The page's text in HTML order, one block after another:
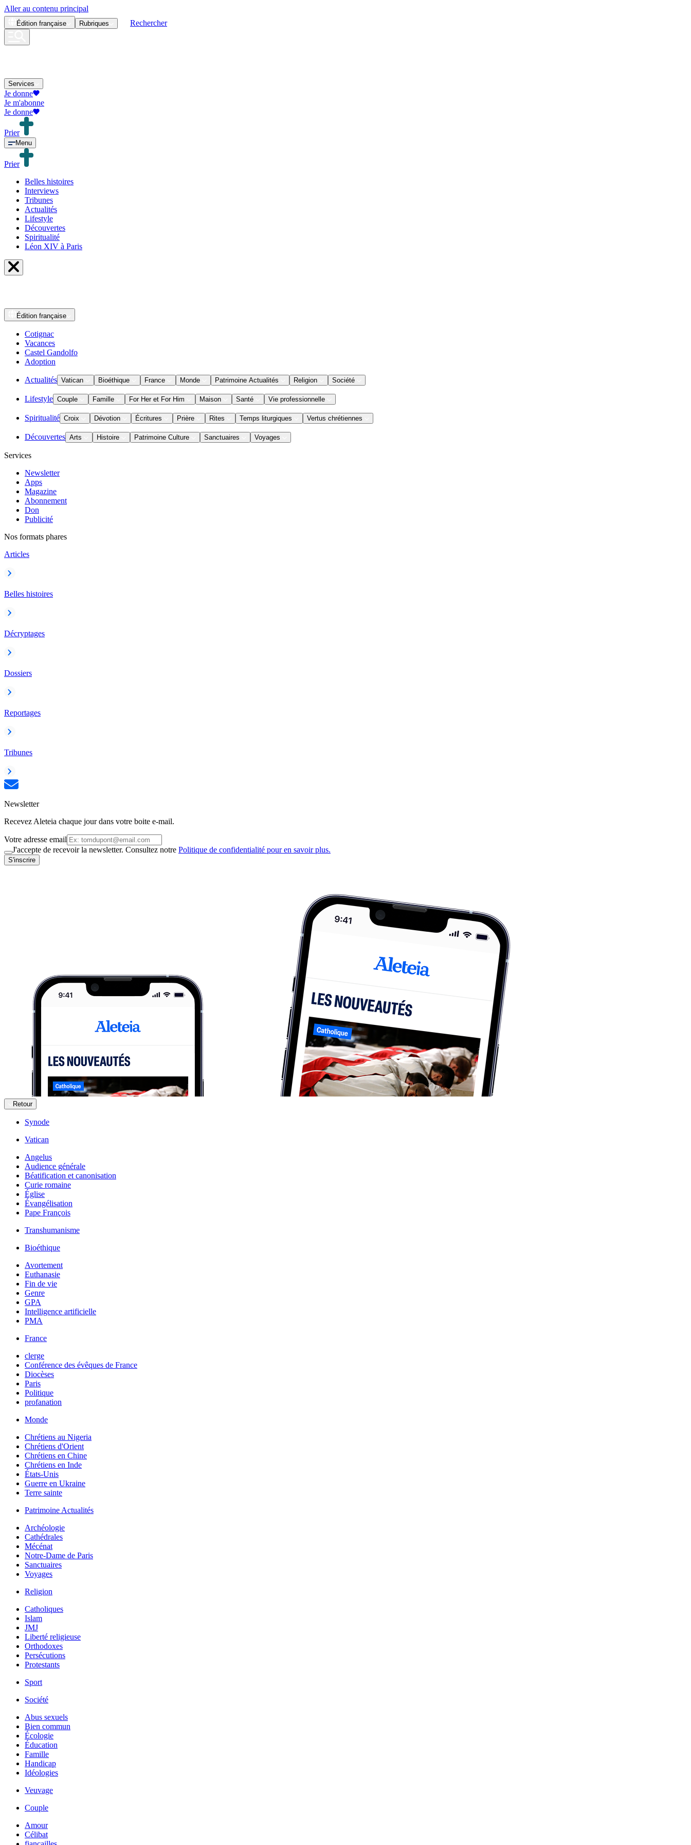
Aller au contenu principal
Édition française Rubriques Rechercher
Services
Je donne
Je m'abonne
Je donne
Prier
Menu
Prier
Belles histoires
Interviews
Tribunes
Actualités
Lifestyle
Découvertes
Spiritualité
Léon XIV à Paris
Édition française
Cotignac
Vacances
Castel Gandolfo
Adoption
Actualités Vatican Bioéthique France Monde Patrimoine Actualités Religion Société
Lifestyle Couple Famille For Her et For Him Maison Santé Vie professionnelle
Spiritualité Croix Dévotion Écritures Prière Rites Temps liturgiques Vertus chrétiennes
Découvertes Arts Histoire Patrimoine Culture Sanctuaires Voyages
Services
Newsletter
Apps
Magazine
Abonnement
Don
Publicité
Nos formats phares
Articles
Belles histoires
Décryptages
Dossiers
Reportages
Tribunes
Newsletter
Recevez Aleteia chaque jour dans votre boite e-mail.
Votre adresse email
J'accepte de recevoir la newsletter. Consultez notre Politique de confidentialité pour en savoir plus.
S'inscrire
Retour
Synode
Vatican
Angelus
Audience générale
Béatification et canonisation
Curie romaine
Église
Évangélisation
Pape François
Transhumanisme
Bioéthique
Avortement
Euthanasie
Fin de vie
Genre
GPA
Intelligence artificielle
PMA
France
clerge
Conférence des évêques de France
Diocèses
Paris
Politique
profanation
Monde
Chrétiens au Nigeria
Chrétiens d'Orient
Chrétiens en Chine
Chrétiens en Inde
États-Unis
Guerre en Ukraine
Terre sainte
Patrimoine Actualités
Archéologie
Cathédrales
Mécénat
Notre-Dame de Paris
Sanctuaires
Voyages
Religion
Catholiques
Islam
JMJ
Liberté religieuse
Orthodoxes
Persécutions
Protestants
Sport
Société
Abus sexuels
Bien commun
Écologie
Éducation
Famille
Handicap
Idéologies
Veuvage
Couple
Amour
Célibat